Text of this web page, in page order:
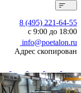
8 (495) 221-64-55
с 9:00 до 18:00
info@poetalon.ru
Адрес скопирован